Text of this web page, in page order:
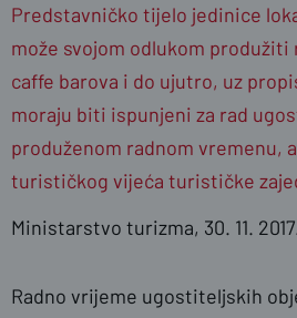
Predstavničko tijelo jedinice
može svojom odlukom produžiti
caffe barova i do ujutro, uz
moraju biti ispunjeni za rad
produženom radnom vremenu,
turističkog vijeća turističke
Ministarstvo turizma, 30. 11.
Radno vrijeme ugostiteljskih